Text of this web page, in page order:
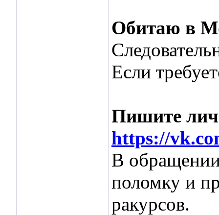
Обитаю в
Если
Пишите
https://
В
поломку и
ракурсов.